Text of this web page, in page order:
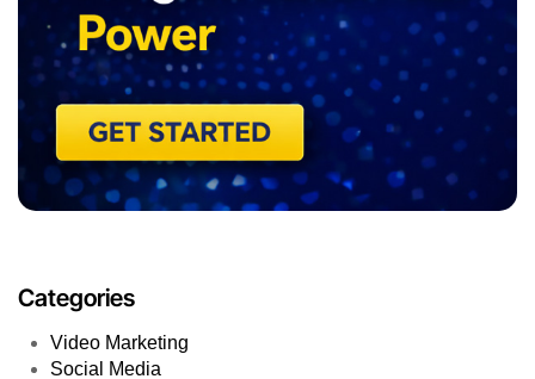
Categories
Video Marketing
Social Media